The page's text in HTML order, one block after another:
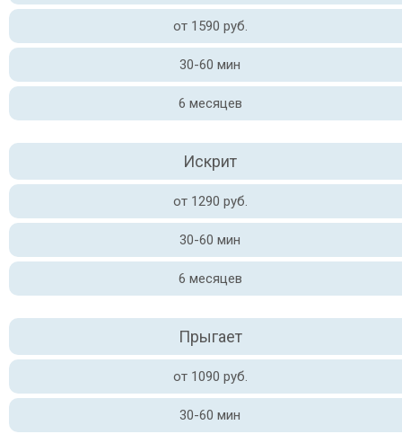
от 1590 руб.
30-60 мин
6 месяцев
Искрит
от 1290 руб.
30-60 мин
6 месяцев
Прыгает
от 1090 руб.
30-60 мин